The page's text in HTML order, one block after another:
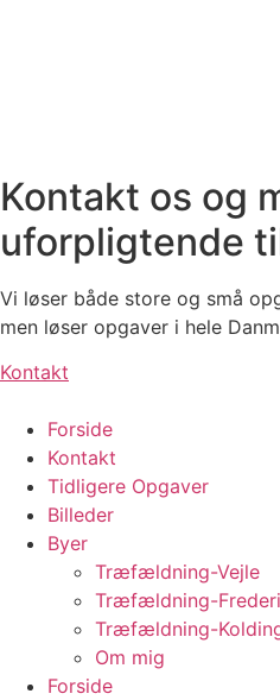
Kontakt os og
uforpligtende
Vi løser både store og små
men løser opgaver i hele
Kontakt
Forside
Kontakt
Tidligere Opgaver
Billeder
Byer
Træfældning-Vejle
Træfældning-
Træfældning-
Om mig
Forside